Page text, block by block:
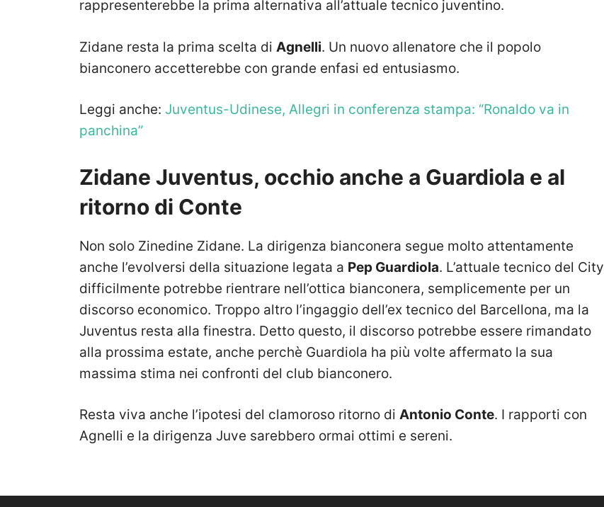
rappresenterebbe la prima alternativa all’attuale tecnico juventino.
Zidane resta la prima scelta di Agnelli. Un nuovo allenatore che il popolo
bianconero accetterebbe con grande enfasi ed entusiasmo.
Leggi anche: Juventus-Udinese, Allegri in conferenza stampa: “Ronaldo va in
panchina”
Zidane Juventus, occhio anche a Guardiola e al
ritorno di Conte
Non solo Zinedine Zidane. La dirigenza bianconera segue molto attentamente
anche l’evolversi della situazione legata a Pep Guardiola. L’attuale tecnico del City
difficilmente potrebbe rientrare nell’ottica bianconera, semplicemente per un
discorso economico. Troppo altro l’ingaggio dell’ex tecnico del Barcellona, ma la
Juventus resta alla finestra. Detto questo, il discorso potrebbe essere rimandato
alla prossima estate, anche perchè Guardiola ha più volte affermato la sua
massima stima nei confronti del club bianconero.
Resta viva anche l’ipotesi del clamoroso ritorno di Antonio Conte. I rapporti con
Agnelli e la dirigenza Juve sarebbero ormai ottimi e sereni.